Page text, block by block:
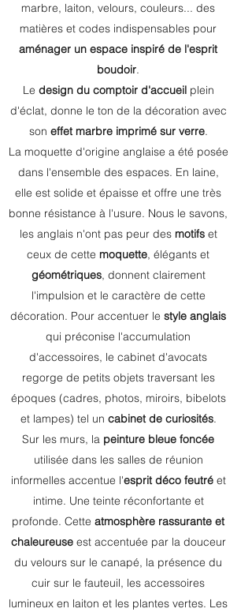
marbre, laiton, velours, couleurs... des
matières et codes indispensables pour
aménager un espace inspiré de l'esprit
boudoir.
Le design du comptoir d'accueilplein
d'éclat, donne le ton de la décoration avec
son effet marbre imprimé sur verre.
La moquette d'origine anglaise a été posée
dans l'ensemble des espaces. En laine,
elle est solide et épaisse et offre une très
bonne résistance à l'usure. Nous le savons,
les anglais n'ont pas peur des motifset
ceux de cette moquette, élégants et
géométriques, donnent clairement
l'impulsion et le caractère de cette
décoration. Pour accentuer le style anglais
qui préconise l'accumulation
d'accessoires, le cabinet d'avocats
regorge de petits objets traversant les
époques (cadres, photos, miroirs, bibelots
et lampes) tel un cabinet de curiosités.
Sur les murs, la peinture bleue foncée
utilisée dans les salles de réunion
informelles accentue l'esprit déco feutréet
intime. Une teinte réconfortante et
profonde. Cette atmosphère rassurante et
chaleureuseest accentuée par la douceur
du velours sur le canapé, la présence du
cuir sur le fauteuil, les accessoires
lumineux en laiton et les plantes vertes. Les